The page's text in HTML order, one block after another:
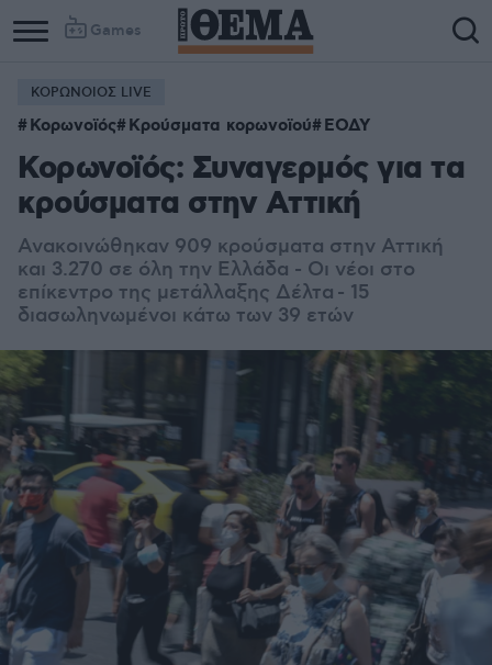
Games
ΚΟΡΩΝΟΙΟΣ LIVE
Κορωνοϊός Κρούσματα κορωνοϊού ΕΟΔΥ
Κορωνοϊός: Συναγερμός για τα
κρούσματα στην Αττική
Ανακοινώθηκαν 909 κρούσματα στην Αττική
και 3.270 σε όλη την Ελλάδα - Οι νέοι στο
επίκεντρο της μετάλλαξης Δέλτα - 15
διασωληνωμένοι κάτω των 39 ετών